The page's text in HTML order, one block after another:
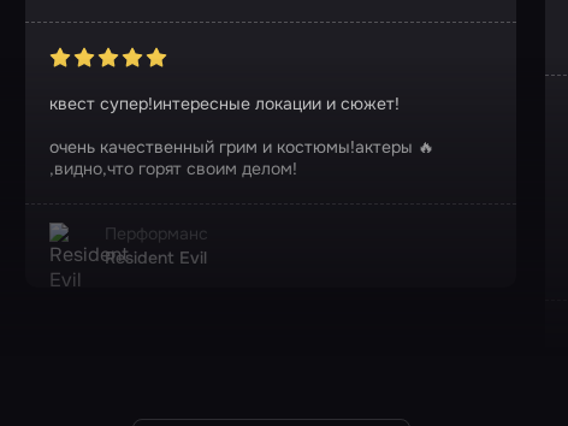
квест супер!интересные локации и сюжет!
очень качественный грим и костюмы!актеры 🔥
,видно,что горят своим делом!
Перформанс
Resident Evil